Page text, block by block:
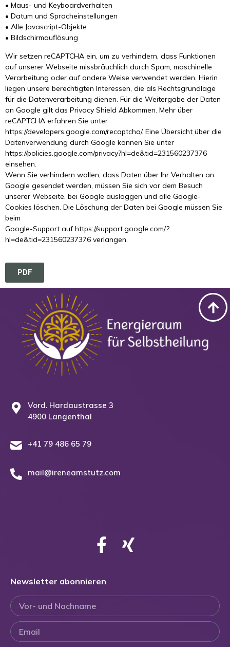
• Maus- und Keyboardverhalten
• Datum und Spracheinstellungen
• Alle Javascript-Objekte
• Bildschirmauflösung
Wir setzen reCAPTCHA ein, um zu verhindern, dass Funktionen
auf unserer Webseite missbräuchlich durch Spam, maschinelle
Verarbeitung oder auf andere Weise verwendet werden. Hierin
liegen unsere berechtigten Interessen, die als Rechtsgrundlage
für die Datenverarbeitung dienen. Für die Weitergabe der Daten
an Google gilt das Privacy Shield Abkommen. Mehr über
reCAPTCHA erfahren Sie unter
https://developers.google.com/recaptcha/. Eine Übersicht über die
Datenverwendung durch Google können Sie unter
https://policies.google.com/privacy?hl=de&tid=231560237376
einsehen.
Wenn Sie verhindern wollen, dass Daten über Ihr Verhalten an
Google gesendet werden, müssen Sie sich vor dem Besuch
unserer Webseite, bei Google ausloggen und alle Google-
Cookies löschen. Die Löschung der Daten bei Google müssen Sie
beim
Google-Support auf https://support.google.com/?
hl=de&tid=231560237376 verlangen.
PDF
Vord. Hardaustrasse 3
4900 Langenthal
+41 79 486 65 79
mail@ireneamstutz.com
Newsletter abonnieren